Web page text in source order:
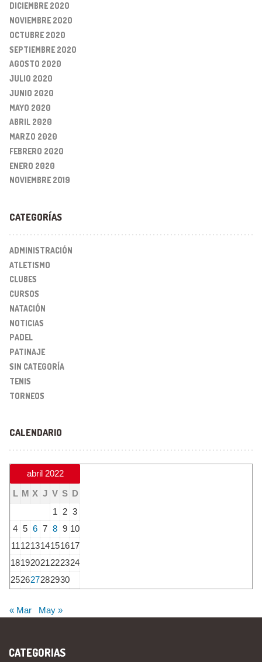
DICIEMBRE 2020
NOVIEMBRE 2020
OCTUBRE 2020
SEPTIEMBRE 2020
AGOSTO 2020
JULIO 2020
JUNIO 2020
MAYO 2020
ABRIL 2020
MARZO 2020
FEBRERO 2020
ENERO 2020
NOVIEMBRE 2019
CATEGORÍAS
ADMINISTRACIÓN
ATLETISMO
CLUBES
CURSOS
NATACIÓN
NOTICIAS
PADEL
PATINAJE
SIN CATEGORÍA
TENIS
TORNEOS
CALENDARIO
abril 2022
L M X J V S D
1
2 3
4 5 6 7 8 9 10
11121314151617
18192021222324
252627282930
« Mar May »
CATEGORIAS